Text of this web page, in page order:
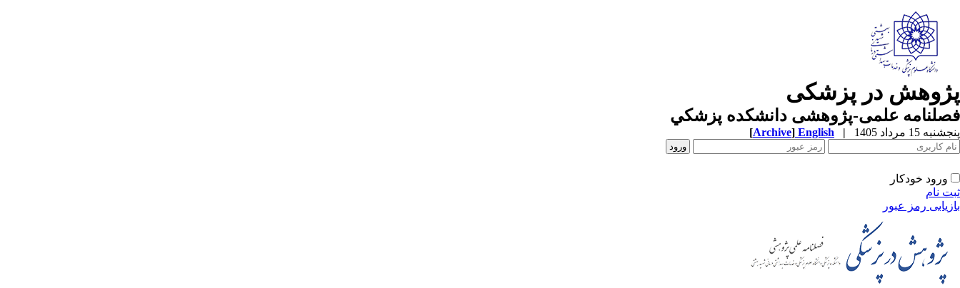
پژوهش در پزشکی
فصلنامه علمی-پژوهشی دانشکده پزشکي
پنجشنبه 15 مرداد 1405 |
English
[Archive]
ورود خودکار
ثبت نام
بازیابی رمز عبور